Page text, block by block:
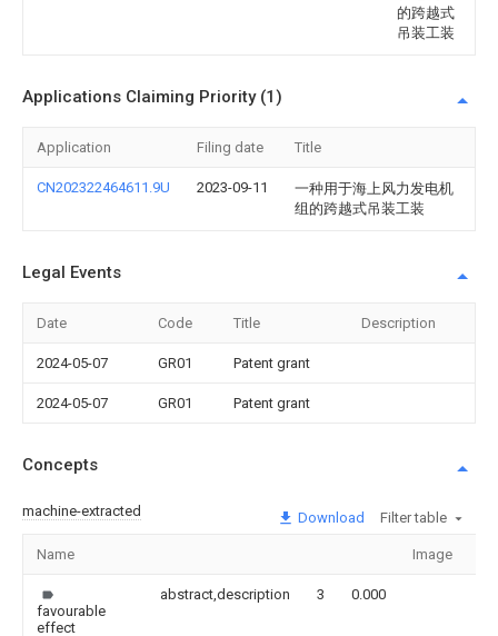
的跨越式
吊装工装
Applications Claiming Priority (1)
Application Filing date Title
CN202322464611.9U 2023-09-11
一种用于海上风力发电机
组的跨越式吊装工装
Legal Events
Date Code Title Description
2024-05-07 GR01 Patent grant
2024-05-07 GR01 Patent grant
Concepts
machine-extracted Download Filter table
Name Image
favourable
effect
abstract,description 3 0.000